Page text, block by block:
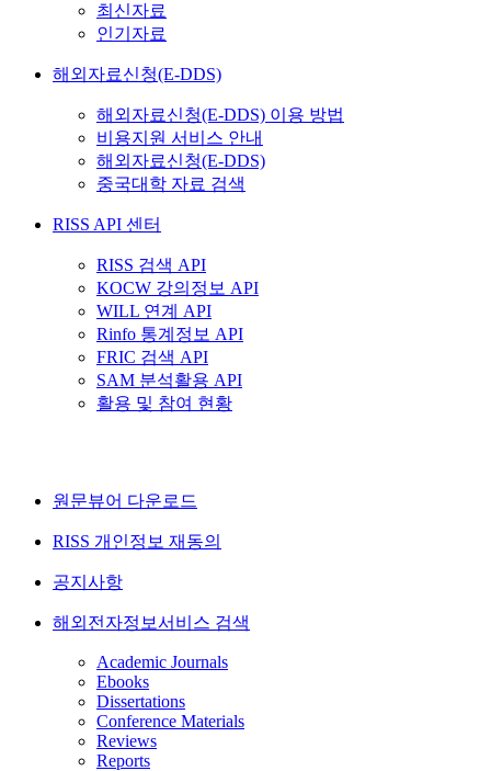
최신자료
인기자료
해외자료신청(E-DDS)
해외자료신청(E-DDS) 이용 방법
비용지원 서비스 안내
해외자료신청(E-DDS)
중국대학 자료 검색
RISS API 센터
RISS 검색 API
KOCW 강의정보 API
WILL 연계 API
Rinfo 통계정보 API
FRIC 검색 API
SAM 분석활용 API
활용 및 참여 현황
원문뷰어 다운로드
RISS 개인정보 재동의
공지사항
해외전자정보서비스 검색
Academic Journals
Ebooks
Dissertations
Conference Materials
Reviews
Reports